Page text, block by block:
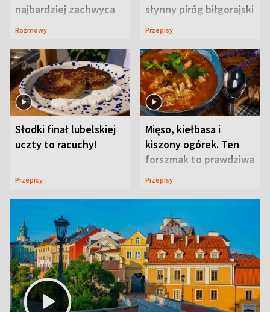
najbardziej zachwyca
ją w Lublinie
Rozmowy
słynny piróg biłgorajski
Przepisy
Słodki finał lubelskiej
uczty to racuchy!
Przepisy
Mięso, kiełbasa i
kiszony ogórek. Ten
forszmak to prawdziwa
uczta
Przepisy